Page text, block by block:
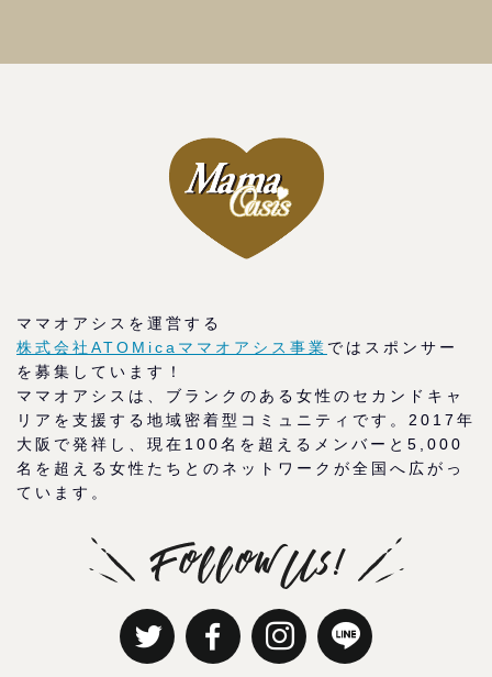
ママオアシスを運営する
株式会社ATOMicaママオアシス事業 ではスポンサー
を募集しています！
ママオアシスは、ブランクのある女性のセカンドキャ
リアを支援する地域密着型コミュニティです。2017年
大阪で発祥し、現在100名を超えるメンバーと5,000
名を超える女性たちとのネットワークが全国へ広がっ
ています。